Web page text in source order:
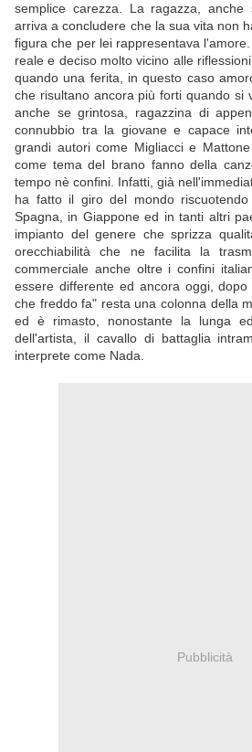
semplice carezza. La ragazza, anche
arriva a concludere che la sua vita non
figura che per lei rappresentava
reale e deciso molto vicino alle
quando una ferita, in questo caso
che risultano ancora più forti quando si
anche se grintosa, ragazzina di
connubbio tra la giovane e capace
grandi autori come Migliacci e
come tema del brano fanno della
tempo nè confini. Infatti, già
ha fatto il giro del mondo
Spagna, in Giappone ed in tanti altri
impianto del genere che sprizza
orecchiabilità che ne facilita la
commerciale anche oltre i confini
essere differente ed ancora oggi,
che freddo fa" resta una colonna della
ed è rimasto, nonostante la lunga
dell'artista, il cavallo di battaglia
interprete come Nada.
Pubblicità